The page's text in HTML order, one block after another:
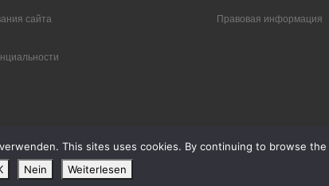
сайта Правовая информация
This sites uses cookies. By continuing to browse
Nein Weiterlesen